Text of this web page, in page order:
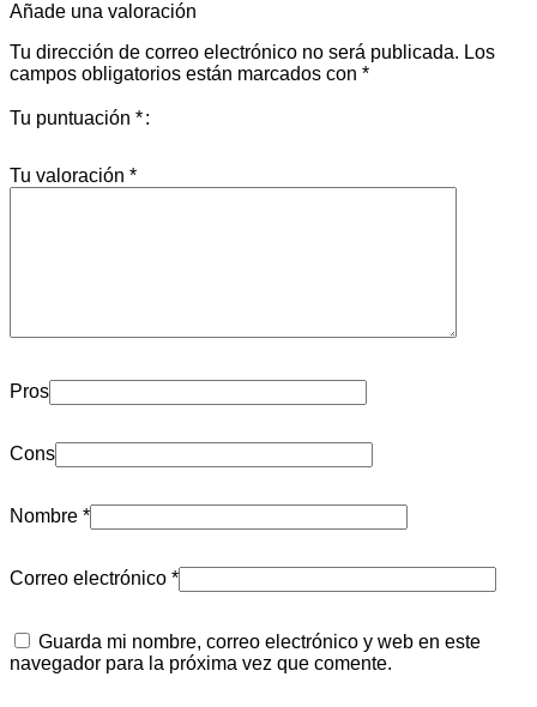
Añade una valoración
Tu dirección de correo electrónico no será publicada. Los
campos obligatorios están marcados con *
Tu puntuación *
Tu valoración *
Pros
Cons
Nombre *
Correo electrónico *
Guarda mi nombre, correo electrónico y web en este
navegador para la próxima vez que comente.